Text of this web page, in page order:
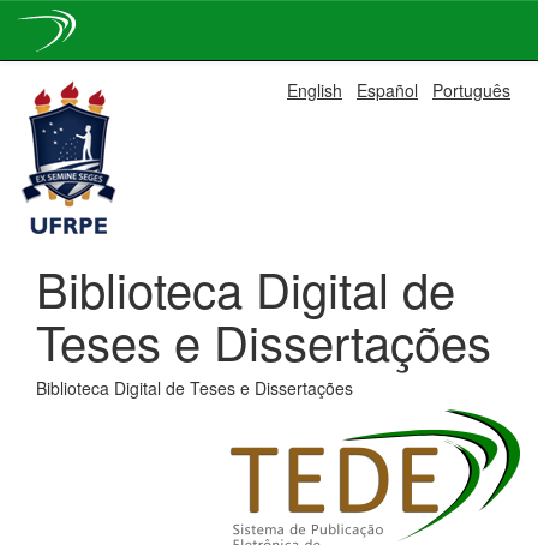
navigation
English Español Português
Biblioteca Digital de
Teses e Dissertações
Biblioteca Digital de Teses e Dissertações